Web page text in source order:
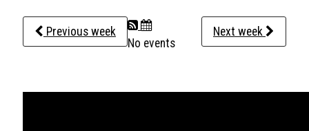
Previous week
Next week
No events